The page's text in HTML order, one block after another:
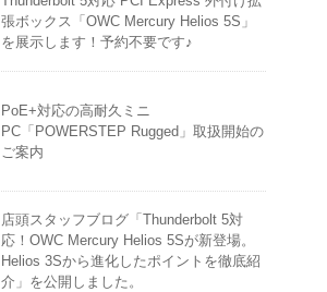
張ボックス「OWC Mercury Helios 5S」
を展示します！予約不要です♪
PoE+対応の高耐久ミニ
PC「POWERSTEP Rugged」取扱開始の
ご案内
店頭スタッフブログ「Thunderbolt 5対
応！OWC Mercury Helios 5Sが新登場。
Helios 3Sから進化したポイントを徹底紹
介」を公開しました。